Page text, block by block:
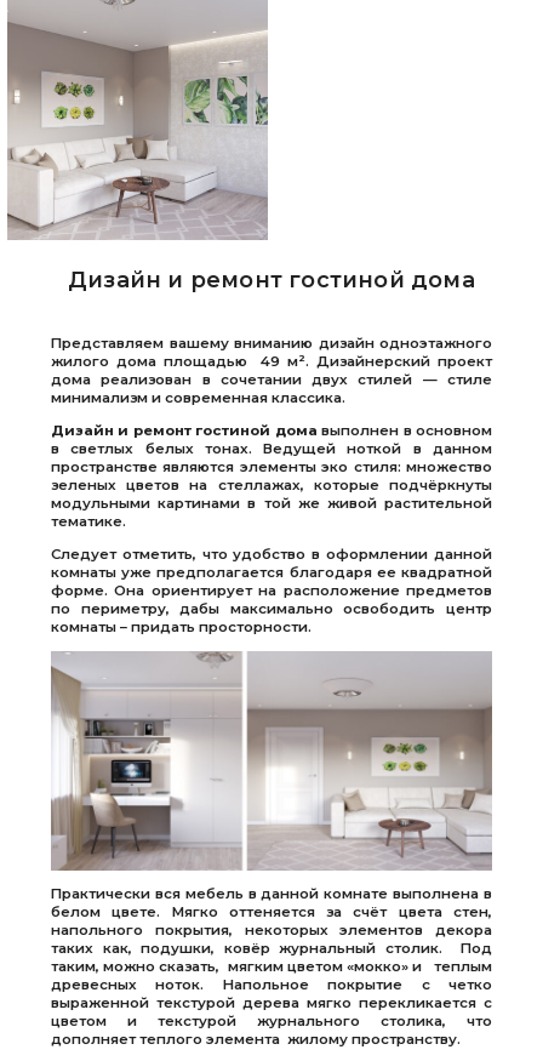
Дизайн и ремонт гостиной дома
Представляем вашему вниманию дизайн одноэтажного
жилого дома площадью 49 м². Дизайнерский проект
дома реализован в сочетании двух стилей — стиле
минимализм и современная классика.
Дизайн и ремонт гостиной дома выполнен в основном
в светлых белых тонах. Ведущей ноткой в данном
пространстве являются элементы эко стиля: множество
зеленых цветов на стеллажах, которые подчёркнуты
модульными картинами в той же живой растительной
тематике.
Следует отметить, что удобство в оформлении данной
комнаты уже предполагается благодаря ее квадратной
форме. Она ориентирует на расположение предметов
по периметру, дабы максимально освободить центр
комнаты – придать просторности.
Практически вся мебель в данной комнате выполнена в
белом цвете. Мягко оттеняется за счёт цвета стен,
напольного покрытия, некоторых элементов декора
таких как, подушки, ковёр журнальный столик. Под
таким, можно сказать, мягким цветом «мокко» и теплым
древесных ноток. Напольное покрытие с четко
выраженной текстурой дерева мягко перекликается с
цветом и текстурой журнального столика, что
дополняет теплого элемента жилому пространству.